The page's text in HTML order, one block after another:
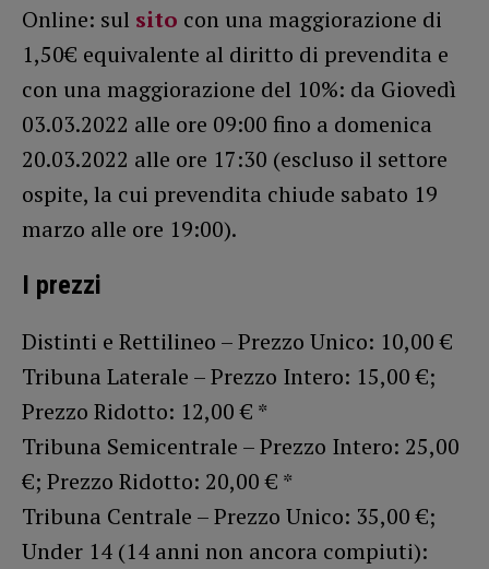
Online: sul sito con una maggiorazione di
1,50€ equivalente al diritto di prevendita e
con una maggiorazione del 10%: da Giovedì
03.03.2022 alle ore 09:00 fino a domenica
20.03.2022 alle ore 17:30 (escluso il settore
ospite, la cui prevendita chiude sabato 19
marzo alle ore 19:00).
I prezzi
Distinti e Rettilineo – Prezzo Unico: 10,00 €
Tribuna Laterale – Prezzo Intero: 15,00 €;
Prezzo Ridotto: 12,00 € *
Tribuna Semicentrale – Prezzo Intero: 25,00
€; Prezzo Ridotto: 20,00 € *
Tribuna Centrale – Prezzo Unico: 35,00 €;
Under 14 (14 anni non ancora compiuti):